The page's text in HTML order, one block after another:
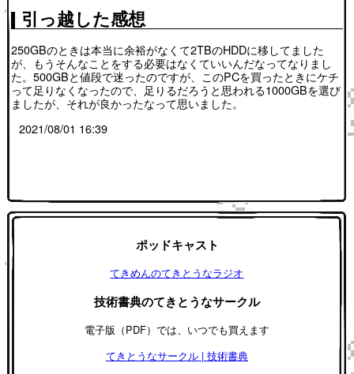
引っ越した感想
250GBのときは本当に余裕がなくて2TBのHDDに移してました
が、もうそんなことをする必要はなくていいんだなってなりまし
た。500GBと値段で迷ったのですが、このPCを買ったときにケチ
って足りなくなったので、足りるだろうと思われる1000GBを選び
ましたが、それが良かったなって思いました。
2021/08/01 16:39
ポッドキャスト
てきめんのてきとうなラジオ
技術書典のてきとうなサークル
電子版（PDF）では、いつでも買えます
てきとうなサークル | 技術書典